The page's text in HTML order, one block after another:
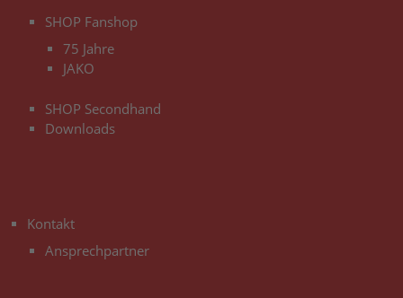
SHOP Fanshop
75 Jahre
JAKO
SHOP Secondhand
Downloads
Kontakt
Ansprechpartner